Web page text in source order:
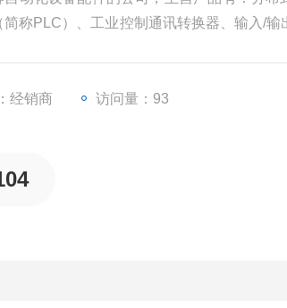
称PLC）、工业控制通讯转换器、输入/输
经销商 访问量：93